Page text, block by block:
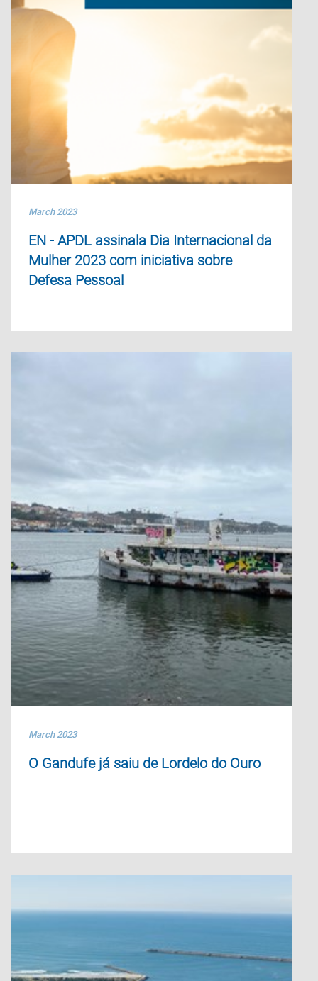
March 2023
EN - APDL assinala Dia Internacional da
Mulher 2023 com iniciativa sobre
Defesa Pessoal
March 2023
O Gandufe já saiu de Lordelo do Ouro